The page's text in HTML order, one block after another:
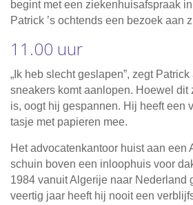
begint met een ziekenhuisafspraak
Patrick ’s ochtends een bezoek aan
11.00 uur
„Ik heb slecht geslapen”, zegt
sneakers komt aanlopen. Hoewel dit
is, oogt hij gespannen. Hij heeft een
tasje met papieren mee.
Het advocatenkantoor huist aan een
schuin boven een inloophuis voor
1984 vanuit Algerije naar Nederland
veertig jaar heeft hij nooit een